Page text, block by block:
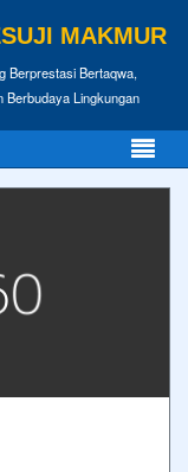
MAKMUR
Berprestasi Bertaqwa,
Berbudaya Lingkungan